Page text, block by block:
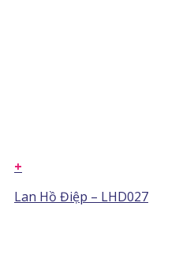
+
Lan Hồ Điệp – LHD027